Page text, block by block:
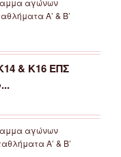
αγώνων
Α’ & Β’
& Κ16 ΕΠΣ
αγώνων
Α’ & Β’